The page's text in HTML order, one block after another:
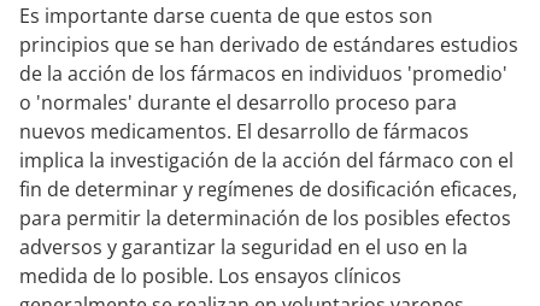
Es importante darse cuenta de que estos son
principios que se han derivado de estándares estudios
de la acción de los fármacos en individuos 'promedio'
o 'normales' durante el desarrollo proceso para
nuevos medicamentos. El desarrollo de fármacos
implica la investigación de la acción del fármaco con el
fin de determinar y regímenes de dosificación eficaces,
para permitir la determinación de los posibles efectos
adversos y garantizar la seguridad en el uso en la
medida de lo posible. Los ensayos clínicos